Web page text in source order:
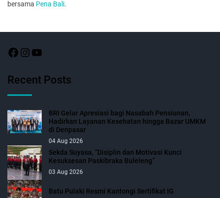
bersama Pena Bali.
Recent Posts
BRI Gelar Apresiasi bagi Nasabah Pensiunan,
Hadirkan Layanan Kesehatan hingga Bazar UMKM
di Denpasar
04 Aug 2026
Sekda Suyasa, “Disiplin dan Motivasi Kunci
Kesuksesan Paskibraka Buleleng”
03 Aug 2026
Batu Pulaki Resmi Kantongi Sertifikat IG